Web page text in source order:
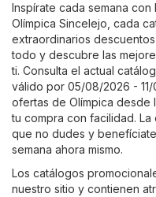
Inspírate cada semana
Olímpica Sincelejo, cada
extraordinarios
todo y descubre las
ti. Consulta el actual
válido por 05/08/2026 -
ofertas de Olímpica desde
tu compra con facilidad.
que no dudes y
semana ahora mismo.
Los catálogos
nuestro sitio y contienen